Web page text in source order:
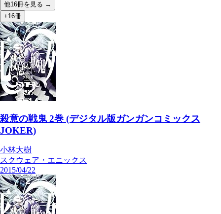
他16冊を見る →
+16冊
殺意の戦鬼 2巻 (デジタル版ガンガンコミックス
JOKER)
小林大樹
スクウェア・エニックス
2015/04/22